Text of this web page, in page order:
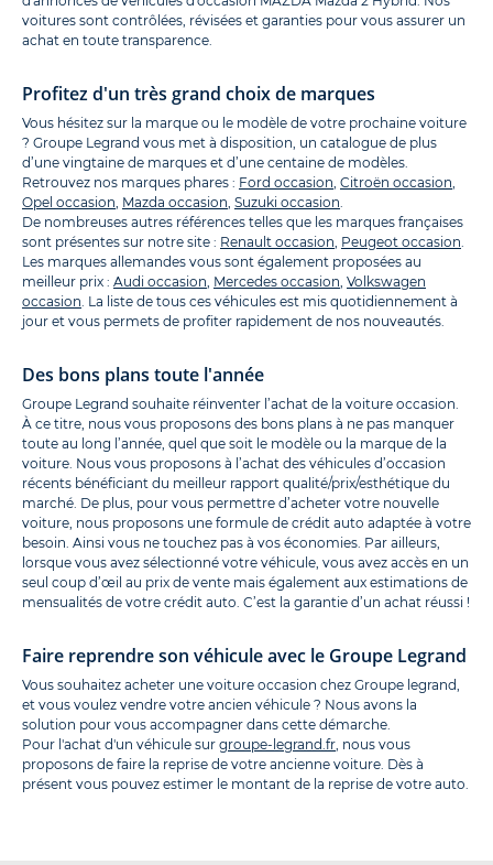
voitures sont contrôlées, révisées et garanties pour vous assurer un
achat en toute transparence.
Profitez d'un très grand choix de marques
Vous hésitez sur la marque ou le modèle de votre prochaine voiture
? Groupe Legrand vous met à disposition, un catalogue de plus
d’une vingtaine de marques et d’une centaine de modèles.
Retrouvez nos marques phares : Ford occasion Citroën occasion
Opel occasion Mazda occasion Suzuki occasion
De nombreuses autres références telles que les marques françaises
sont présentes sur notre site : Renault occasion Peugeot occasion
Les marques allemandes vous sont également proposées au
meilleur prix : Audi occasion Mercedes occasion Volkswagen
occasion . La liste de tous ces véhicules est mis quotidiennement à
jour et vous permets de profiter rapidement de nos nouveautés.
Des bons plans toute l'année
Groupe Legrand souhaite réinventer l’achat de la voiture occasion.
À ce titre, nous vous proposons des bons plans à ne pas manquer
toute au long l’année, quel que soit le modèle ou la marque de la
voiture. Nous vous proposons à l’achat des véhicules d’occasion
récents bénéficiant du meilleur rapport qualité/prix/esthétique du
marché. De plus, pour vous permettre d’acheter votre nouvelle
voiture, nous proposons une formule de crédit auto adaptée à votre
besoin. Ainsi vous ne touchez pas à vos économies. Par ailleurs,
lorsque vous avez sélectionné votre véhicule, vous avez accès en un
seul coup d’œil au prix de vente mais également aux estimations de
mensualités de votre crédit auto. C’est la garantie d’un achat réussi !
Faire reprendre son véhicule avec le Groupe Legrand
Vous souhaitez acheter une voiture occasion chez Groupe legrand,
et vous voulez vendre votre ancien véhicule ? Nous avons la
solution pour vous accompagner dans cette démarche.
Pour l'achat d'un véhicule sur groupe-legrand.fr , nous vous
proposons de faire la reprise de votre ancienne voiture. Dès à
présent vous pouvez estimer le montant de la reprise de votre auto.